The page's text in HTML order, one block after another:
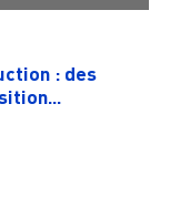
: des